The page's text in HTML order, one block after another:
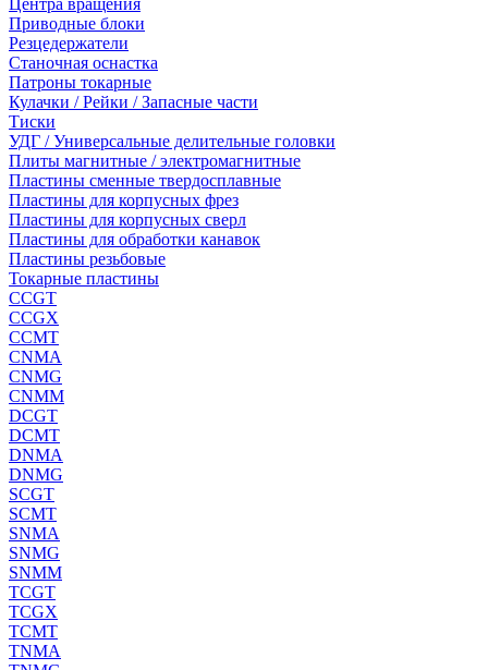
Центра вращения
Приводные блоки
Резцедержатели
Станочная оснастка
Патроны токарные
Кулачки / Рейки / Запасные части
Тиски
УДГ / Универсальные делительные головки
Плиты магнитные / электромагнитные
Пластины сменные твердосплавные
Пластины для корпусных фрез
Пластины для корпусных сверл
Пластины для обработки канавок
Пластины резьбовые
Токарные пластины
CCGT
CCGX
CCMT
CNMA
CNMG
CNMM
DCGT
DCMT
DNMA
DNMG
SCGT
SCMT
SNMA
SNMG
SNMM
TCGT
TCGX
TCMT
TNMA